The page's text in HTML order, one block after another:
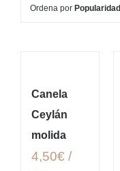
Ordena por Popularidad
Canela
Ceylán
molida
4,50€ /